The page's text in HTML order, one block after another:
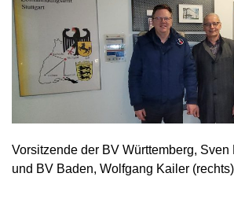
Vorsitzende der BV Württemberg,
und BV Baden, Wolfgang Kailer (rechts)